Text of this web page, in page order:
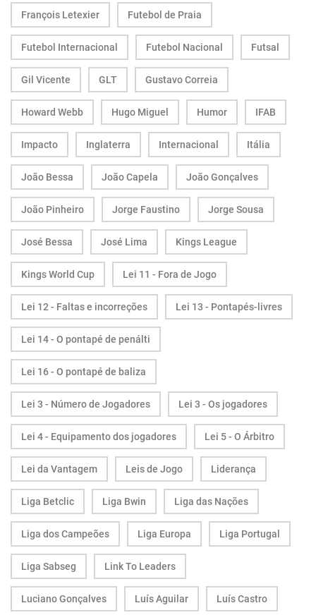
François Letexier Futebol de Praia
Futebol Internacional Futebol Nacional Futsal
Gil Vicente GLT Gustavo Correia
Howard Webb Hugo Miguel Humor IFAB
Impacto Inglaterra Internacional Itália
João Bessa João Capela João Gonçalves
João Pinheiro Jorge Faustino Jorge Sousa
José Bessa José Lima Kings League
Kings World Cup Lei 11 - Fora de Jogo
Lei 12 - Faltas e incorreções Lei 13 - Pontapés-livres
Lei 14 - O pontapé de penálti
Lei 16 - O pontapé de baliza
Lei 3 - Número de Jogadores Lei 3 - Os jogadores
Lei 4 - Equipamento dos jogadores Lei 5 - O Árbitro
Lei da Vantagem Leis de Jogo Liderança
Liga Betclic Liga Bwin Liga das Nações
Liga dos Campeões Liga Europa Liga Portugal
Liga Sabseg Link To Leaders
Luciano Gonçalves Luís Aguilar Luís Castro